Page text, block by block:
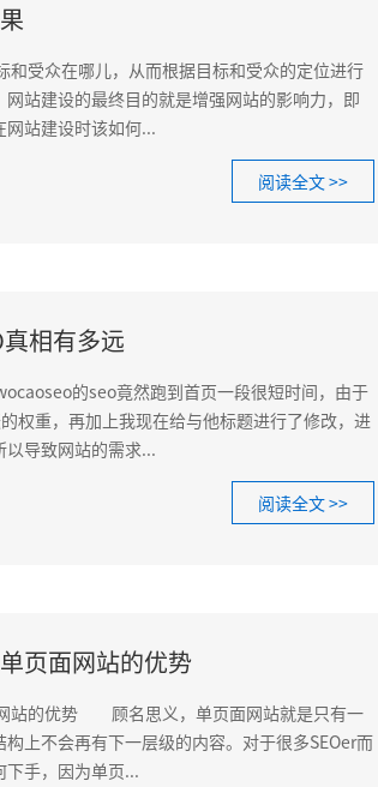
受众在哪儿，从而根据目标和受众的定位进行
站建设的最终目的就是增强网站的影响力，即
站建设时该如何...
阅读全文 >>
相有多远
的seo竟然跑到首页一段很短时间，由于
权重，再加上我现在给与他标题进行了修改，进
导致网站的需求...
阅读全文 >>
页面网站的优势
站的优势 顾名思义，单页面网站就是只有一
上不会再有下一层级的内容。对于很多SEOer而
手，因为单页...